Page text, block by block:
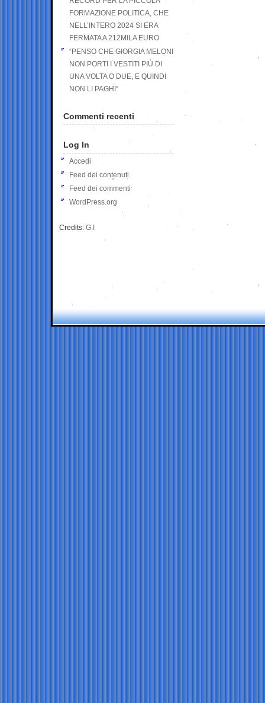
FORMAZIONE POLITICA, CHE
NELL’INTERO 2024 SI ERA
FERMATA A 212MILA EURO
“PENSO CHE GIORGIA MELONI
NON PORTI I VESTITI PIÙ DI
UNA VOLTA O DUE, E QUINDI
NON LI PAGHI”
Commenti recenti
Log In
Accedi
Feed dei contenuti
Feed dei commenti
WordPress.org
Credits: G.I